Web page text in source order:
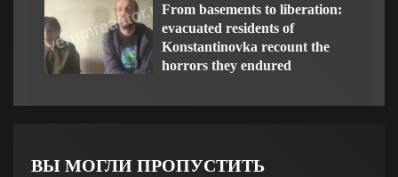
From basements to liberation:
evacuated residents of
Konstantinovka recount the
horrors they endured
ВЫ МОГЛИ ПРОПУСТИТЬ